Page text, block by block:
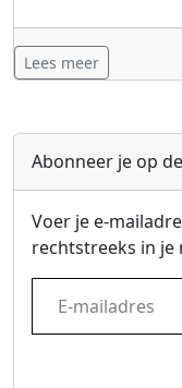
Lees meer
Abonneer je op
Voer je e-
rechtstreeks in je
E-mailadres